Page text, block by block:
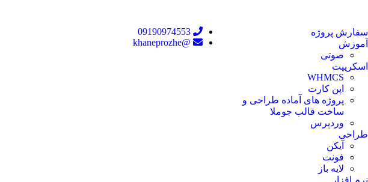
سفارش پروژه
آموزش
صوتی
اسکریپت
WHMCS
اپن کارت
پروژه های آماده طراحی و
ساخت قالب جوملا
وردپرس
طراحی
آیکن
فونت
لایه باز
نرم افزار
09190974553
@khaneprozhe